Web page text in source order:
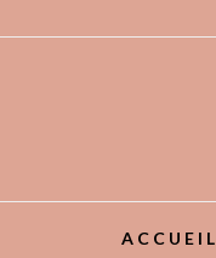
ACCUEIL